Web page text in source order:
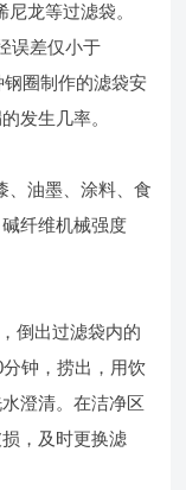
龙等过滤袋。
误差仅小于
圈制作的滤袋安
发生几率。
、油墨、涂料、食
纤维机械强度
倒出过滤袋内的
钟，捞出，用饮
澄清。在洁净区
，及时更换滤